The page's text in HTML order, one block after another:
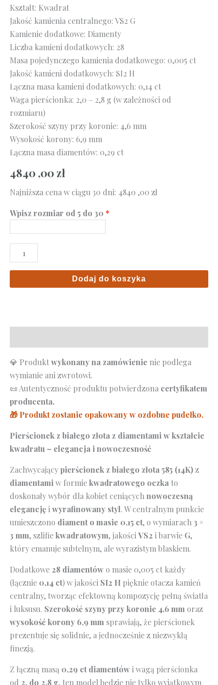
Kształt: Kwadrat
Jakość kamienia centralnego: VS2 G
Kamienie dodatkowe: Diamenty
Liczba kamieni dodatkowych: 28
Masa pojedynczego kamienia dodatkowego: 0,005 ct
Jakość kamieni dodatkowych: SI2 H
Łączna masa kamieni dodatkowych: 0,14 ct
Waga pierścionka: 2,0 – 2,8 g (w zależności od
rozmiaru)
Szerokość szyny przy koronie: 4,6 mm
Wysokość korony: 6,9 mm
Łączna masa diamentów: 0,29 ct
4840 ,00 zł
Najniższa cena w ciągu 30 dni: 4840 ,00 zł
Wpisz rozmiar od 5 do 30
ilość
Pierścionek
diamentami
z
Dodaj do koszyka
💎 Produktwykonany na zamówienie nie podlega
wymianie ani zwrotowi.
📜 Autentyczność produktu potwierdzona certyfikatem
producenta.
🎁 Produkt zostanie opakowany w ozdobne pudełko.
Pierścionek z białego złota z diamentami w kształcie
kwadratu – elegancja i nowoczesność
Zachwycającypierścionek z białego złota 585 (14K)z
diamentami w formiekwadratowego oczka to
doskonały wybór dla kobiet ceniących nowoczesną
elegancjęi wyrafinowany styl. W centralnym punkcie
umieszczono diament o masie 0,15 ct, o wymiarach 3 ×
3 mm, szlifiekwadratowym, jakości VS2 i barwie G,
który emanuje subtelnym, ale wyrazistym blaskiem.
Dodatkowe 28 diamentów o masie 0,005 ct każdy
(łącznie 0,14 ct) w jakości SI2 H pięknie otacza kamień
centralny, tworząc efektowną kompozycję pełną światła
i luksusu. Szerokość szyny przy koronie 4,6 mm oraz
wysokość korony 6,9 mm sprawiają, że pierścionek
prezentuje się solidnie, a jednocześnie z niezwykłą
finezją.
Z łączną masą 0,29 ct diamentówi wagą pierścionka
od 2, do 2,8 g, ten model będzie nie tylko wyjątkowym